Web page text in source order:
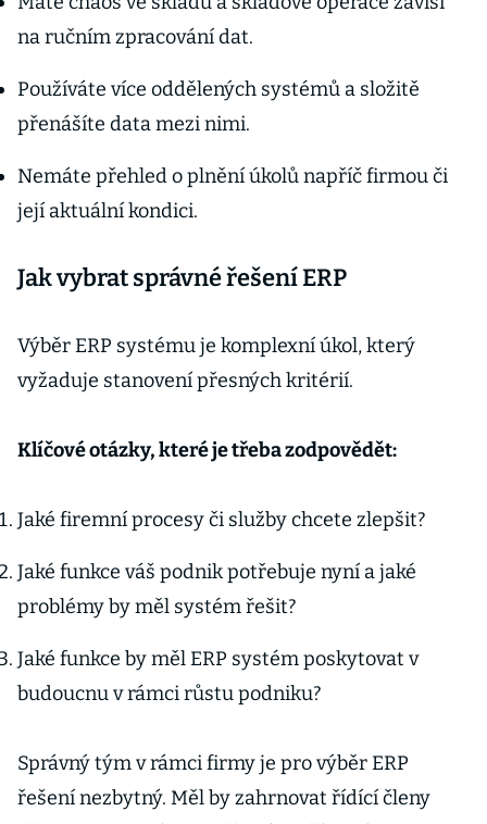
na ručním zpracování dat.
Používáte více oddělených systémů a složitě
přenášíte data mezi nimi.
Nemáte přehled o plnění úkolů napříč firmou či
její aktuální kondici.
Jak vybrat správné řešení ERP
Výběr ERP systému je komplexní úkol, který
vyžaduje stanovení přesných kritérií.
Klíčové otázky, které je třeba zodpovědět:
Jaké firemní procesy či služby chcete zlepšit?
Jaké funkce váš podnik potřebuje nyní a jaké
problémy by měl systém řešit?
Jaké funkce by měl ERP systém poskytovat v
budoucnu v rámci růstu podniku?
Správný tým v rámci firmy je pro výběr ERP
řešení nezbytný. Měl by zahrnovat řídící členy